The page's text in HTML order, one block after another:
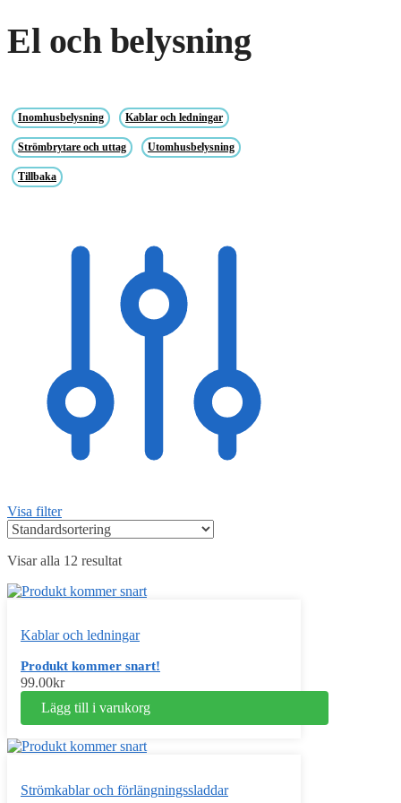
El och belysning
Inomhusbelysning Kablar och ledningar
Strömbrytare och uttag Utomhusbelysning
Tillbaka
Visa filter
Visar alla 12 resultat
Kablar och ledningar
Produkt kommer snart!
99.00kr
Lägg till i varukorg
Strömkablar och förlängningssladdar